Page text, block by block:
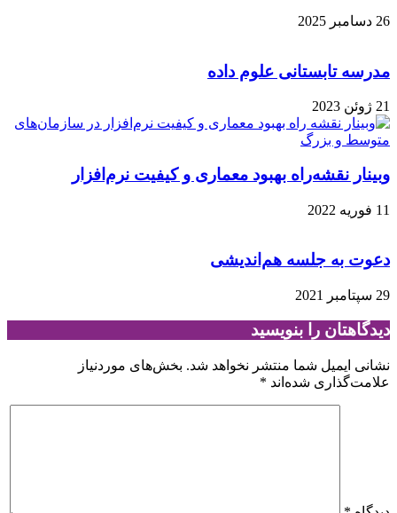
26 دسامبر 2025
مدرسه تابستانی علوم داده
21 ژوئن 2023
وبینار نقشه‌راه بهبود معماری و کیفیت نرم‌افزار
11 فوریه 2022
دعوت به جلسه هم‌اندیشی
29 سپتامبر 2021
دیدگاهتان را بنویسید
نشانی ایمیل شما منتشر نخواهد شد. بخش‌های موردنیاز
علامت‌گذاری شده‌اند *